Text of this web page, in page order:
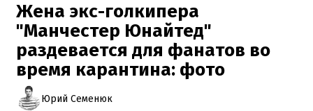
Жена экс-голкипера
"Манчестер Юнайтед"
раздевается для фанатов во
время карантина: фото
Юрий Семенюк